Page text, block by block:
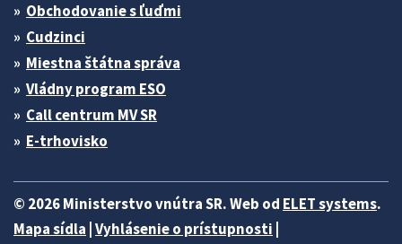
Obchodovanie s ľuďmi
Cudzinci
Miestna štátna správa
Vládny program ESO
Call centrum MV SR
E-trhovisko
© 2026 Ministerstvo vnútra SR. Web od ELET systems.
Mapa sídla Vyhlásenie o prístupnosti